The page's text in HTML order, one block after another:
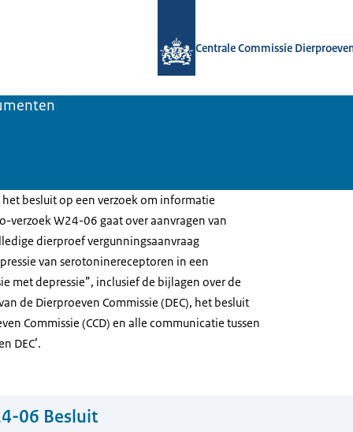
Centrale Commissie
besluit op een verzoek om informatie
verzoek W24-06 gaat over aanvragen van
dierproef vergunningsaanvraag
van serotoninereceptoren in een
met depressie”, inclusief de bijlagen over de
de Dierproeven Commissie (DEC), het besluit
Commissie (CCD) en alle communicatie tussen
DEC’.
06 Besluit